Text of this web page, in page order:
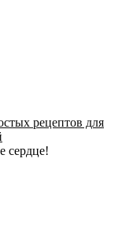
рецептов для
сердце!